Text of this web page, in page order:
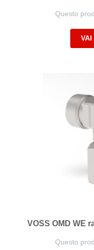
Questo
VAI
VOSS OMD WE
Questo